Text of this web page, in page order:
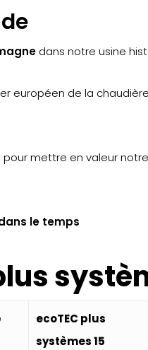
dans notre usine
européen de la
mettre en valeur
le temps
ecoTEC plus
systèmes 15